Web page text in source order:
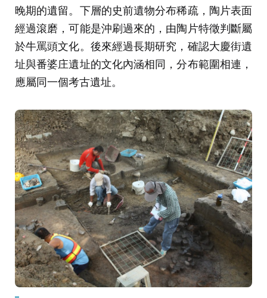
晚期的遺留。下層的史前遺物分布稀疏，陶片表面
經過滾磨，可能是沖刷過來的，由陶片特徵判斷屬
於牛罵頭文化。後來經過長期研究，確認大慶街遺
址與番婆庄遺址的文化內涵相同，分布範圍相連，
應屬同一個考古遺址。